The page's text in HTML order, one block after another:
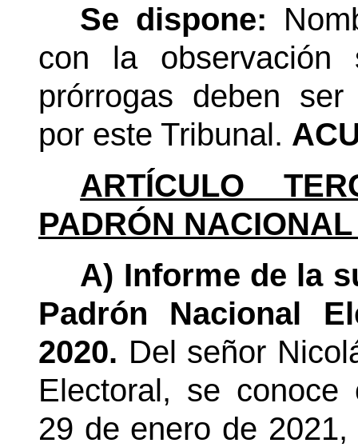
Se dispone:
con la observación
prórrogas deben ser
por este Tribunal.
ARTÍCULO
PADRÓN
A) Informe de la
Padrón Nacional
2020. Del señor
Electoral, se conoce
29 de enero de